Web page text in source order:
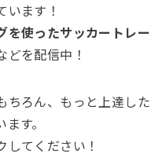
ます！
を使ったサッカートレー
どを配信中！
ちろん、もっと上達した
す。
てください！